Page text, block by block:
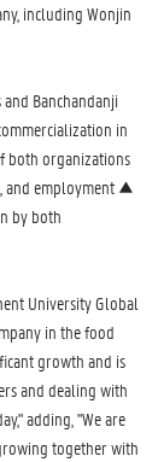
including Wonjin
Banchandanji
in
both organizations
and employment ▲
by both
University Global
in the food
growth and is
and dealing with
adding, "We are
together with